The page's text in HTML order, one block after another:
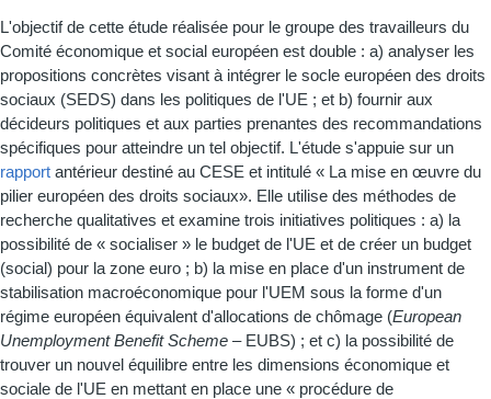
L'objectif de cette étude réalisée pour le groupe des travailleurs du
Comité économique et social européen est double : a) analyser les
propositions concrètes visant à intégrer le socle européen des droits
sociaux (SEDS) dans les politiques de l'UE ; et b) fournir aux
décideurs politiques et aux parties prenantes des recommandations
spécifiques pour atteindre un tel objectif. L'étude s'appuie sur un
rapport antérieur destiné au CESE et intitulé « La mise en œuvre du
pilier européen des droits sociaux». Elle utilise des méthodes de
recherche qualitatives et examine trois initiatives politiques : a) la
possibilité de « socialiser » le budget de l'UE et de créer un budget
(social) pour la zone euro ; b) la mise en place d'un instrument de
stabilisation macroéconomique pour l'UEM sous la forme d'un
régime européen équivalent d'allocations de chômage (European
Unemployment Benefit Scheme – EUBS) ; et c) la possibilité de
trouver un nouvel équilibre entre les dimensions économique et
sociale de l'UE en mettant en place une « procédure de